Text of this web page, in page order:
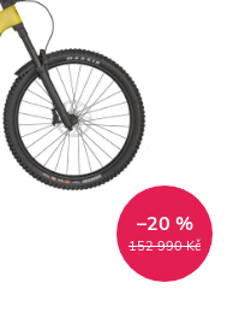
152 990 Kč
–20 %